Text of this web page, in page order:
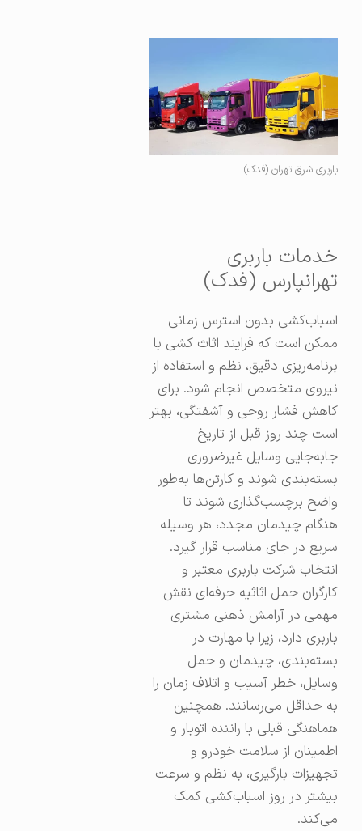
باربری شرق تهران (فدک)
خدمات باربری
تهرانپارس (فدک)
اسباب‌کشی بدون استرس زمانی
ممکن است که فرایند اثاث کشی با
برنامه‌ریزی دقیق، نظم و استفاده از
نیروی متخصص انجام شود. برای
کاهش فشار روحی و آشفتگی، بهتر
است چند روز قبل از تاریخ
جابه‌جایی وسایل غیرضروری
بسته‌بندی شوند و کارتن‌ها به‌طور
واضح برچسب‌گذاری شوند تا
هنگام چیدمان مجدد، هر وسیله
سریع در جای مناسب قرار گیرد.
انتخاب شرکت باربری معتبر و
کارگران حمل اثاثیه حرفه‌ای نقش
مهمی در آرامش ذهنی مشتری
باربری دارد، زیرا با مهارت در
بسته‌بندی، چیدمان و حمل
وسایل، خطر آسیب و اتلاف زمان را
به حداقل می‌رسانند. همچنین
هماهنگی قبلی با راننده اتوبار و
اطمینان از سلامت خودرو و
تجهیزات بارگیری، به نظم و سرعت
بیشتر در روز اسباب‌کشی کمک
می‌کند.